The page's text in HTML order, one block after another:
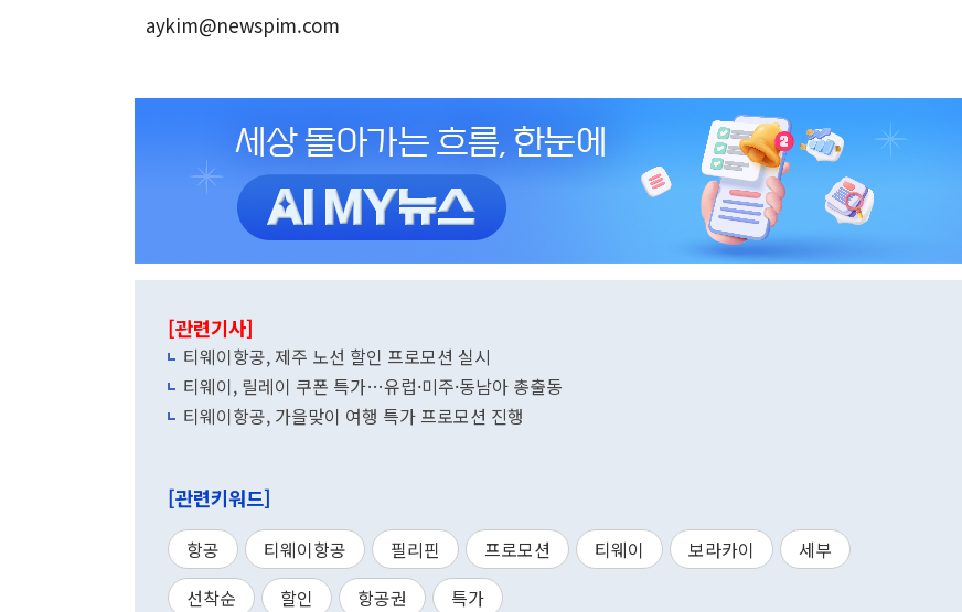
aykim@newspim.com
[관련기사]
티웨이항공, 제주 노선 할인 프로모션 실시
티웨이, 릴레이 쿠폰 특가…유럽·미주·동남아 총출동
티웨이항공, 가을맞이 여행 특가 프로모션 진행
[관련키워드]
항공 티웨이항공 필리핀 프로모션 티웨이 보라카이
세부
선착순
할인 항공권 특가